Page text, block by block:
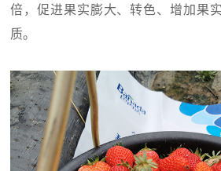
倍，促进果实膨大、转色、增加果
质。